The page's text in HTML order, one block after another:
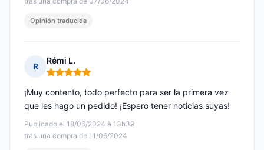
Opinión traducida
R
Rémi L.
Nota: 5 de 5
Publicado el 18/06/2024 à 13h39
tras una compra de 11/06/2024
¡Muy contento, todo perfecto para ser la primera vez
que les hago un pedido! ¡Espero tener noticias suyas!